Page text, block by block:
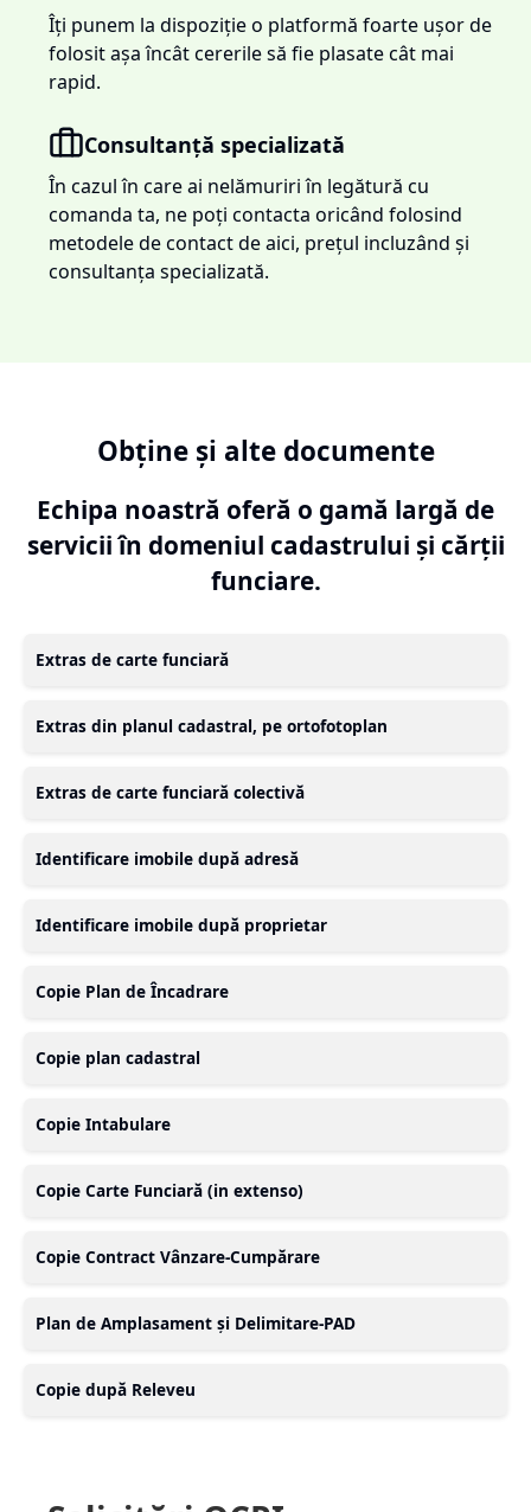
Îți punem la dispoziție o platformă foarte ușor de
folosit așa încât cererile să fie plasate cât mai
rapid.
Consultanță specializată
În cazul în care ai nelămuriri în legătură cu
comanda ta, ne poți contacta oricând folosind
metodele de contact de aici, prețul incluzând și
consultanța specializată.
Obține și alte documente
Echipa noastră oferă o gamă largă de
servicii în domeniul cadastrului și cărții
funciare.
Extras de carte funciară
Extras din planul cadastral, pe ortofotoplan
Extras de carte funciară colectivă
Identificare imobile după adresă
Identificare imobile după proprietar
Copie Plan de Încadrare
Copie plan cadastral
Copie Intabulare
Copie Carte Funciară (in extenso)
Copie Contract Vânzare-Cumpărare
Plan de Amplasament și Delimitare-PAD
Copie după Releveu